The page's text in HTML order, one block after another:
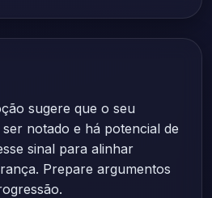
sugere que o seu
notado e há potencial de
sinal para alinhar
Prepare argumentos